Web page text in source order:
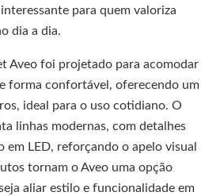
para quem valoriza
dia a dia.
Aveo foi projetado para acomodar
forma confortável, oferecendo um
ideal para o uso cotidiano. O
linhas modernas, com detalhes
em LED, reforçando o apelo visual
tornam o Aveo uma opção
aliar estilo e funcionalidade em